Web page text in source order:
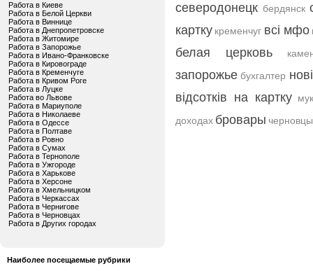
Работа в Киеве
Работа в Белой Церкви
Работа в Виннице
Работа в Днепропетровске
Работа в Житомире
Работа в Запорожье
Работа в Ивано-Франковске
Работа в Кировограде
Работа в Кременчуге
Работа в Кривом Роге
Работа в Луцке
Работа во Львове
Работа в Мариуполе
Работа в Николаеве
Работа в Одессе
Работа в Полтаве
Работа в Ровно
Работа в Сумах
Работа в Тернополе
Работа в Ужгороде
Работа в Харькове
Работа в Херсоне
Работа в Хмельницком
Работа в Черкассах
Работа в Чернигове
Работа в Черновцах
Работа в Других городах
Наиболее посещаемые рубрики
северодонецк бердянск
картку кременчуг всі мфо
белая церковь
запорожье бухгалтер
відсотків на картку
доходах бровары черновцы